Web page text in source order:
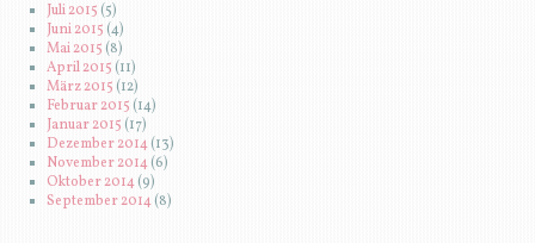
Juli 2015 (5)
Juni 2015 (4)
Mai 2015(8)
April 2015 (11)
März 2015 (12)
Februar 2015 (14)
Januar 2015 (17)
Dezember 2014(13)
November 2014(6)
Oktober 2014(9)
September 2014(8)